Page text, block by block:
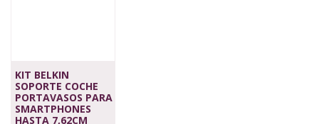
KIT BELKIN
SOPORTE COCHE
PORTAVASOS PARA
SMARTPHONES
HASTA 7,62CM